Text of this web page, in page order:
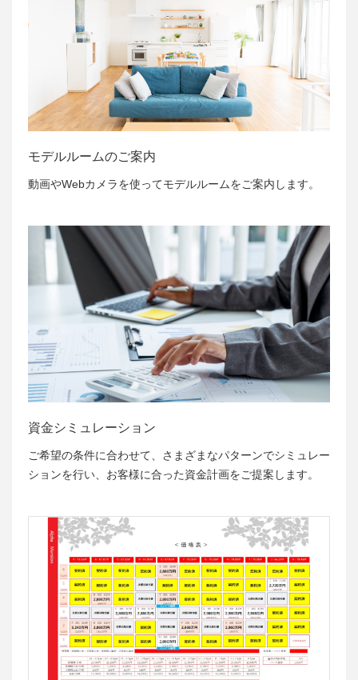
モデルルームのご案内
動画やWebカメラを使ってモデルルームをご案内します。
資金シミュレーション
ご希望の条件に合わせて、さまざまなパターンでシミュレー
ションを行い、お客様に合った資金計画をご提案します。